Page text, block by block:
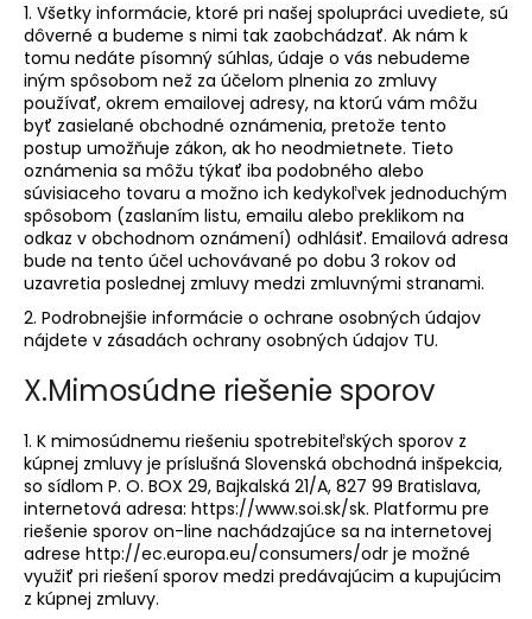
1. Všetky informácie, ktoré pri našej spolupráci uvediete, sú
dôverné a budeme s nimi tak zaobchádzať. Ak nám k
tomu nedáte písomný súhlas, údaje o vás nebudeme
iným spôsobom než za účelom plnenia zo zmluvy
používať, okrem emailovej adresy, na ktorú vám môžu
byť zasielané obchodné oznámenia, pretože tento
postup umožňuje zákon, ak ho neodmietnete. Tieto
oznámenia sa môžu týkať iba podobného alebo
súvisiaceho tovaru a možno ich kedykoľvek jednoduchým
spôsobom (zaslaním listu, emailu alebo preklikom na
odkaz v obchodnom oznámení) odhlásiť. Emailová adresa
bude na tento účel uchovávané po dobu 3 rokov od
uzavretia poslednej zmluvy medzi zmluvnými stranami.
2. Podrobnejšie informácie o ochrane osobných údajov
nájdete v zásadách ochrany osobných údajov TU.
X.Mimosúdne riešenie sporov
1. K mimosúdnemu riešeniu spotrebiteľských sporov z
kúpnej zmluvy je príslušná Slovenská obchodná inšpekcia,
so sídlom P. O. BOX 29, Bajkalská 21/A, 827 99 Bratislava,
internetová adresa: https://www.soi.sk/sk. Platformu pre
riešenie sporov on-line nachádzajúce sa na internetovej
adrese http://ec.europa.eu/consumers/odr je možné
využiť pri riešení sporov medzi predávajúcim a kupujúcim
z kúpnej zmluvy.